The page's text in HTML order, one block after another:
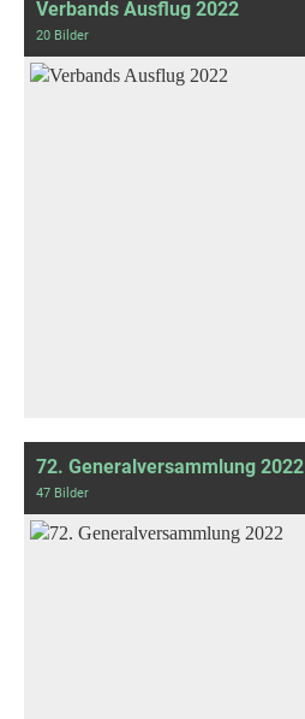
Verbands Ausflug 2022
20 Bilder
72. Generalversammlung 2022
47 Bilder